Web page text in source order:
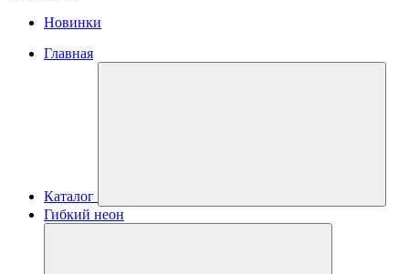
Новинки
Главная
Каталог
Гибкий неон